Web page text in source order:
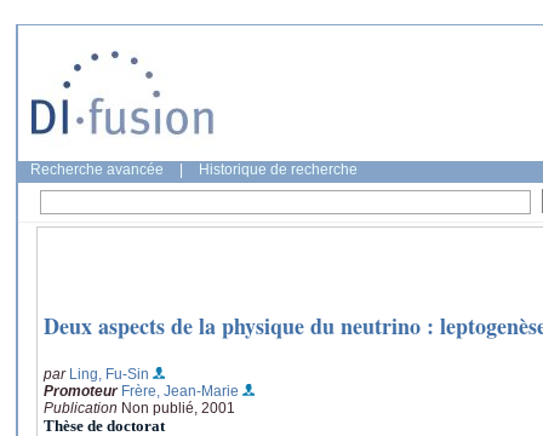
Recherche avancée Historique de recherche
Deux aspects de la physique du neutrino :
par Ling, Fu-Sin
Promoteur Frère, Jean-Marie
Publication Non publié, 2001
Thèse de doctorat